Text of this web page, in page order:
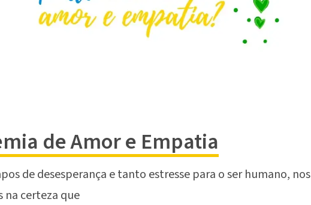
de Amor e Empatia
de desesperança e tanto estresse para o ser humano, nos
na certeza que